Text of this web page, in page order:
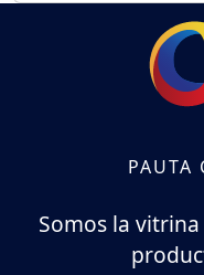
PAUTA
Somos la